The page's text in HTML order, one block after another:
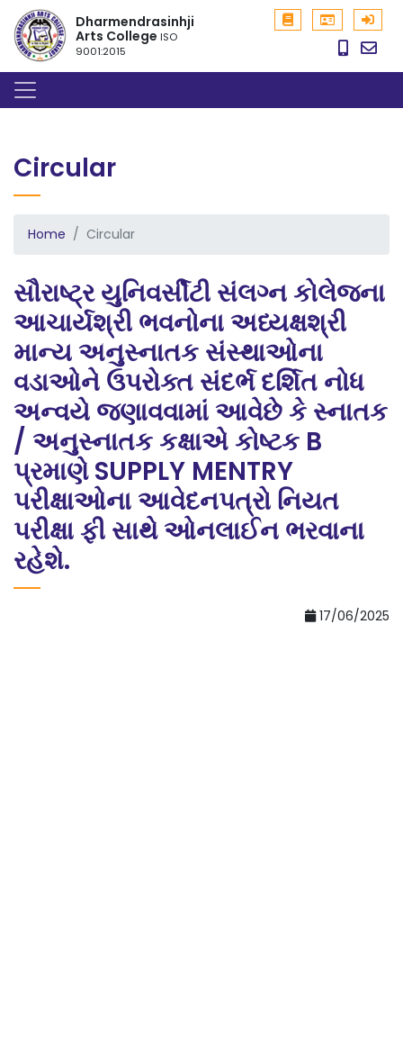
Dharmendrasinhji
Arts CollegeISO
9001:2015
Circular
Home Circular
સૌરાષ્ટ્ર યુનિવર્સીટી સંલગ્ન કોલેજના
આચાર્યશ્રી ભવનોના અધ્યક્ષશ્રી
માન્ય અનુસ્નાતક સંસ્થાઓના
વડાઓને ઉપરોક્ત સંદર્ભ દર્શિત નોધ
અન્વયે જણાવવામાં આવેછે કે સ્નાતક
/ અનુસ્નાતક કક્ષાએ કોષ્ટક B
પ્રમાણે SUPPLY MENTRY
પરીક્ષાઓના આવેદનપત્રો નિયત
પરીક્ષા ફી સાથે ઓનલાઈન ભરવાના
રહેશે.
17/06/2025